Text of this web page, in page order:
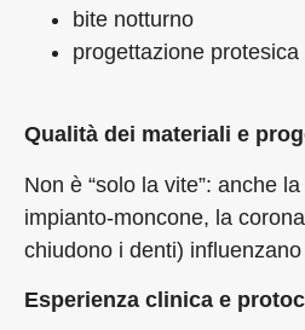
bite notturno
progettazione protesica
Qualità dei materiali e
Non è “solo la vite”: anche
impianto-moncone, la
chiudono i denti)
Esperienza clinica e